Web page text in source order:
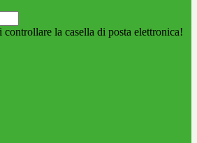
la casella di posta elettronica!